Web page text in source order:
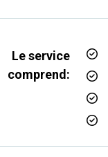
Le service
comprend: